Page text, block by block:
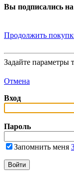
Вы подписались
Продолжить
Задайте параметры
Отмена
Вход
Пароль
Запомнить меня